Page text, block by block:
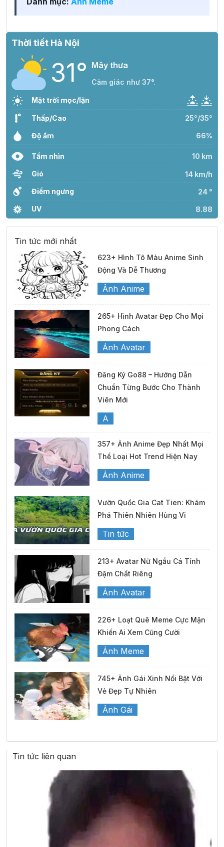
Thời tiết Hà Nội
31° Mây thưa
Cảm giác như 37°.
Mặt trời mọc/lặn
Thấp/Cao 25°/35°
Độ ẩm 66%
Tầm nhìn 10 km
Gió 14 km/h
Điểm ngưng 24 °
UV 8.88
Tin tức mới nhất
623+ Hình Tô Màu Anime Sinh
Động Và Dễ Thương
Ảnh Anime
265+ Hình Avatar Đẹp Cho Mọi
Phong Cách
Ảnh Avatar
Đăng Ký Go88 – Hướng Dẫn
Chuẩn Từng Bước Cho Thành
Viên Mới
A
357+ Ảnh Anime Đẹp Nhất Mọi
Thể Loại Hot Trend Hiện Nay
Ảnh Anime
Vườn Quốc Gia Cat Tien: Khám
Phá Thiên Nhiên Hùng Vĩ
Tin tức
213+ Avatar Nữ Ngầu Cá Tính
Đậm Chất Riêng
Ảnh Avatar
226+ Loạt Quê Meme Cực Mặn
Khiến Ai Xem Cũng Cười
Ảnh Meme
745+ Ảnh Gái Xinh Nổi Bật Với
Vẻ Đẹp Tự Nhiên
Ảnh Gái
Tin tức liên quan